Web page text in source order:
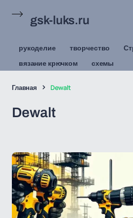
gsk-luks.ru
рукоделие творчество
вязание крючком
схемы
Главная Dewalt
Dewalt